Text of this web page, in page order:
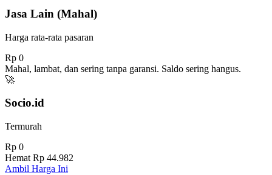
Jasa Lain (Mahal)
Harga rata-rata pasaran
Rp 0
Mahal, lambat, dan sering tanpa garansi. Saldo sering hangus.
🚀
Socio.id
Termurah
Rp 0
Hemat Rp 44.982
Ambil Harga Ini